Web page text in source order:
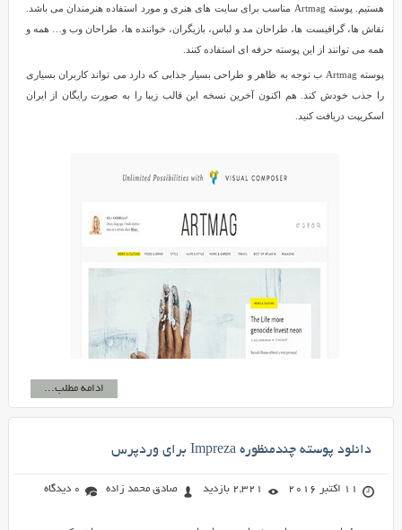
هستیم. پوسته Artmag مناسب برای سایت های هنری و مورد استفاده هنرمندان می باشد.
نقاش ها، گرافیست ها، طراحان مد و لباس، بازیگران، خواننده ها، طراحان وب و… همه و
همه می توانند از این پوسته حرفه ای استفاده کنند.
پوسته Artmag ب توجه به ظاهر و طراحی بسیار جذابی که دارد می تواند کاربران بسیاری
را جذب خودش کند. هم اکنون آخرین نسخه این قالب زیبا را به صورت رایگان از ایران
اسکریپت دریافت کنید.
ادامه مطلب...
دانلود پوسته چندمنظوره Impreza برای وردپرس
11 اکتبر 2016 2,321 بازدید صادق محمد زاده 0 دیدگاه